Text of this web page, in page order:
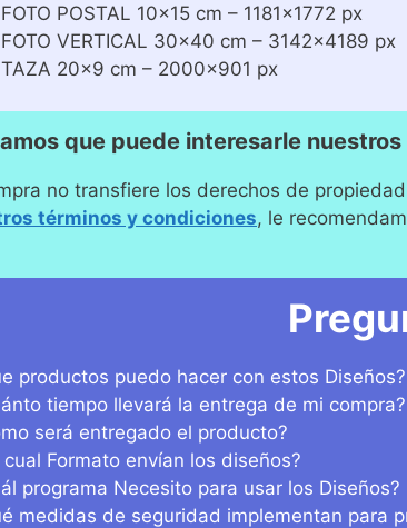
POSTAL 10×15 cm – 1181×1772 px
FOTO VERTICAL 30×40 cm – 3142×4189 px
TAZA 20×9 cm – 2000×901 px
que puede interesarle nuestros
no transfiere los derechos de
términos y condiciones, le
productos puedo hacer con estos Diseños?
tiempo llevará la entrega de mi compra?
será entregado el producto?
cual Formato envían los diseños?
programa Necesito para usar los Diseños?
medidas de seguridad implementan para